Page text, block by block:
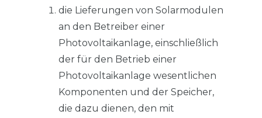
die Lieferungen von Solarmodulen
an den Betreiber einer
Photovoltaikanlage, einschließlich
der für den Betrieb einer
Photovoltaikanlage wesentlichen
Komponenten und der Speicher,
die dazu dienen, den mit